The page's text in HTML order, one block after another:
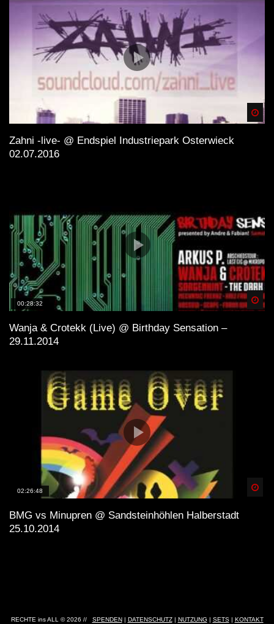
Zahni -live- @ Endspiel Industriepark Osterwieck
02.07.2016
00:28:32
Wanja & Crotekk (Live) @ Birthday Sensation –
29.11.2014
02:26:48
BMG vs Minupren @ Sandsteinhöhlen Halberstadt
25.10.2014
RECHTE ins ALL © 2026 // SPENDEN| DATENSCHUTZ| NUTZUNG | SETS| KONTAKT